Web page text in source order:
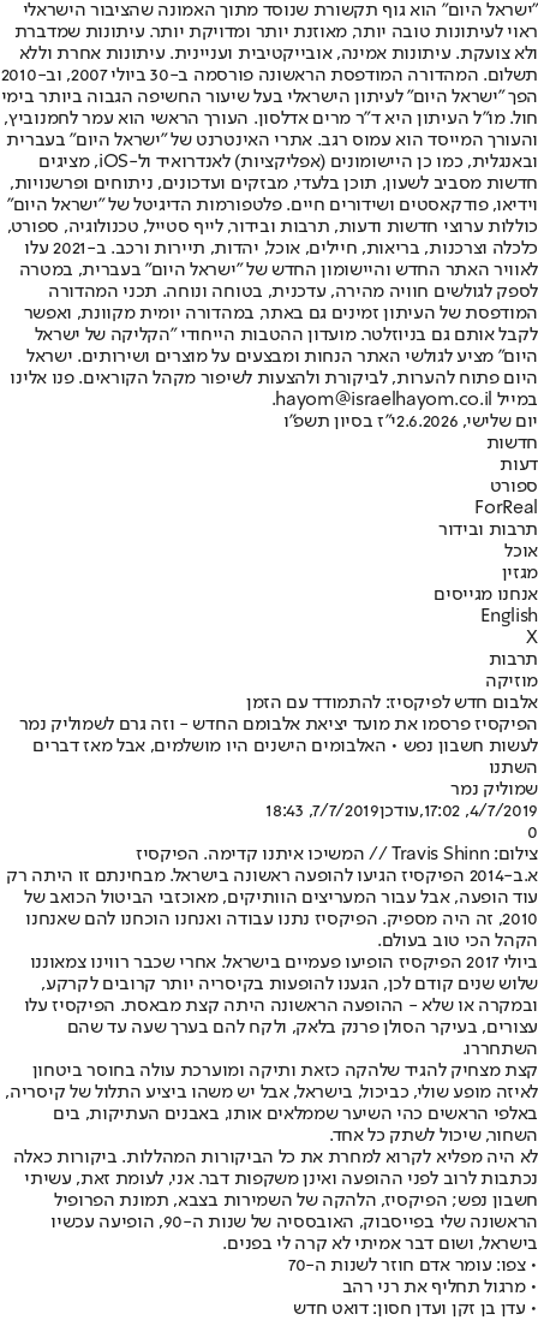
"ישראל היום" הוא גוף תקשורת שנוסד מתוך האמונה שהציבור הישראלי
ראוי לעיתונות טובה יותר, מאוזנת יותר ומדויקת יותר. עיתונות שמדברת
ולא צועקת. עיתונות אמינה, אובייקטיבית ועניינית. עיתונות אחרת וללא
תשלום. המהדורה המודפסת הראשונה פורסמה ב-30 ביולי 2007, וב-2010
הפך "ישראל היום" לעיתון הישראלי בעל שיעור החשיפה הגבוה ביותר בימי
חול. מו"ל העיתון היא ד"ר מרים אדלסון. העורך הראשי הוא עמר לחמנוביץ,
והעורך המייסד הוא עמוס רגב. אתרי האינטרנט של "ישראל היום" בעברית
ובאנגלית, כמו כן היישומונים (אפליקציות) לאנדרואיד ול-iOS, מציגים
חדשות מסביב לשעון, תוכן בלעדי, מבזקים ועדכונים, ניתוחים ופרשנויות,
וידיאו, פודקאסטים ושידורים חיים. פלטפורמות הדיגיטל של "ישראל היום"
כוללות ערוצי חדשות ודעות, תרבות ובידור, לייף סטייל, טכנולוגיה, ספורט,
כלכלה וצרכנות, בריאות, חיילים, אוכל, יהדות, תיירות ורכב. ב-2021 עלו
לאוויר האתר החדש והיישומון החדש של "ישראל היום" בעברית, במטרה
לספק לגולשים חוויה מהירה, עדכנית, בטוחה ונוחה. תכני המהדורה
המודפסת של העיתון זמינים גם באתר, במהדורה יומית מקוונת, ואפשר
לקבל אותם גם בניוזלטר. מועדון ההטבות הייחודי "הקליקה של ישראל
היום" מציע לגולשי האתר הנחות ומבצעים על מוצרים ושירותים. ישראל
היום פתוח להערות, לביקורת ולהצעות לשיפור מקהל הקוראים. פנו אלינו
במייל hayom@israelhayom.co.il.
יום שלישי, 2.6.2026
י"ז בסיון תשפ"ו
חדשות
דעות
ספורט
ForReal
תרבות ובידור
אוכל
מגזין
אנחנו מגייסים
English
X
תרבות
מוזיקה
אלבום חדש לפיקסיז: להתמודד עם הזמן
הפיקסיז פרסמו את מועד יציאת אלבומם החדש - וזה גרם לשמוליק נמר
לעשות חשבון נפש • האלבומים הישנים היו מושלמים, אבל מאז דברים
השתנו
שמוליק נמר
4/7/2019, 17:02
,עודכן7/7/2019, 18:43
0
צילום: Travis Shinn // המשיכו איתנו קדימה. הפיקסיז
א.ב-2014 הפיקסיז הגיעו להופעה ראשונה בישראל. מבחינתם זו היתה רק
עוד הופעה, אבל עבור המעריצים הוותיקים, מאוכזבי הביטול הכואב של
2010, זה היה מספיק. הפיקסיז נתנו עבודה ואנחנו הוכחנו להם שאנחנו
הקהל הכי טוב בעולם.
ביולי 2017 הפיקסיז הופיעו פעמיים בישראל. אחרי שכבר רווינו צמאוננו
שלוש שנים קודם לכן, הגענו להופעות בקיסריה יותר קרובים לקרקע,
ובמקרה או שלא - ההופעה הראשונה היתה קצת מבאסת. הפיקסיז עלו
עצורים, בעיקר הסולן פרנק בלאק, ולקח להם בערך שעה עד שהם
השתחררו.
קצת מצחיק להגיד שלהקה כזאת ותיקה ומוערכת עולה בחוסר ביטחון
לאיזה מופע שולי, כביכול, בישראל, אבל יש משהו ביציע התלול של קיסריה,
באלפי הראשים כהי השיער שממלאים אותו, באבנים העתיקות, בים
השחור, שיכול לשתק כל אחד.
לא היה מפליא לקרוא למחרת את כל הביקורות המהללות. ביקורות כאלה
נכתבות לרוב לפני ההופעה ואינן משקפות דבר. אני, לעומת זאת, עשיתי
חשבון נפש; הפיקסיז, הלהקה של השמירות בצבא, תמונת הפרופיל
הראשונה שלי בפייסבוק, האובססיה של שנות ה-90, הופיעה עכשיו
בישראל, ושום דבר אמיתי לא קרה לי בפנים.
• צפו: עומר אדם חוזר לשנות ה-70
• מרגול תחליף את רני רהב
• עדן בן זקן ועדן חסון: דואט חדש